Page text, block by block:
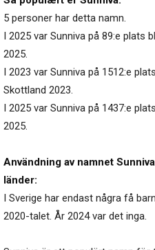
5 personer har detta namn.
I 2025 var Sunniva på 89:e plats
2025.
I 2023 var Sunniva på 1512:e
Skottland 2023.
I 2025 var Sunniva på 1437:e
2025.
Användning av namnet
länder:
I Sverige har endast några få
2020-talet. År 2024 var det inga.